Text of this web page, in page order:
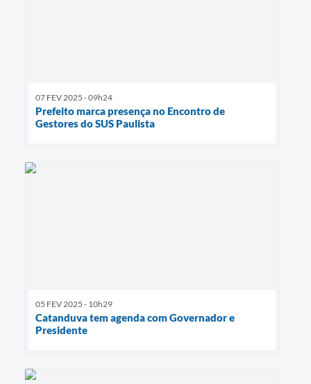
07 FEV 2025 - 09h24
Prefeito marca presença no Encontro de
Gestores do SUS Paulista
05 FEV 2025 - 10h29
Catanduva tem agenda com Governador e
Presidente